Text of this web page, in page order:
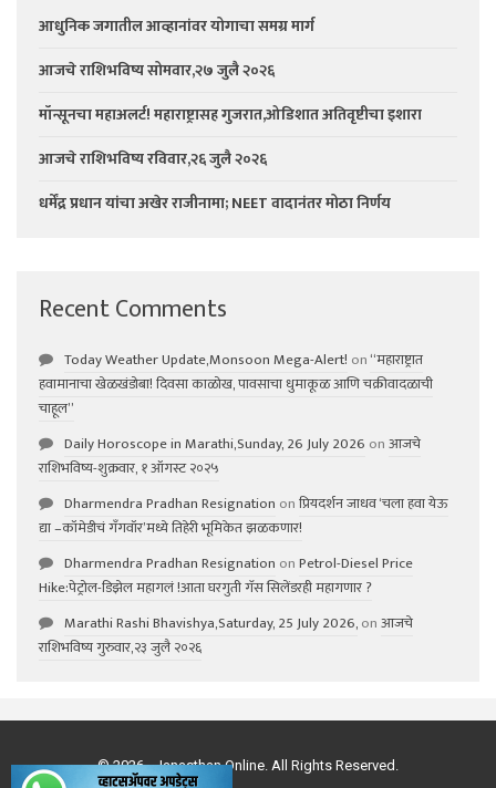
आधुनिक जगातील आव्हानांवर योगाचा समग्र मार्ग
आजचे राशिभविष्य सोमवार,२७ जुलै २०२६
मॉन्सूनचा महाअलर्ट! महाराष्ट्रासह गुजरात,ओडिशात अतिवृष्टीचा इशारा
आजचे राशिभविष्य रविवार,२६ जुलै २०२६
धर्मेंद्र प्रधान यांचा अखेर राजीनामा; NEET वादानंतर मोठा निर्णय
Recent Comments
Today Weather Update,Monsoon Mega-Alert! on“महाराष्ट्रात
हवामानाचा खेळखंडोबा! दिवसा काळोख, पावसाचा धुमाकूळ आणि चक्रीवादळाची
चाहूल”
Daily Horoscope in Marathi,Sunday, 26 July 2026 onआजचे
राशिभविष्य-शुक्रवार, १ ऑगस्ट २०२५
Dharmendra Pradhan Resignation onप्रियदर्शन जाधव ‘चला हवा येऊ
द्या –कॉमेडीचं गॅंगवॉर’मध्ये तिहेरी भूमिकेत झळकणार!
Dharmendra Pradhan Resignation onPetrol-Diesel Price
Hike:पेट्रोल-डिझेल महागलं !आता घरगुती गॅस सिलेंडरही महागणार ?
Marathi Rashi Bhavishya,Saturday, 25 July 2026,onआजचे
राशिभविष्य गुरुवार,२३ जुलै २०२६
© 2026 - Janasthan Online. All Rights Reserved.